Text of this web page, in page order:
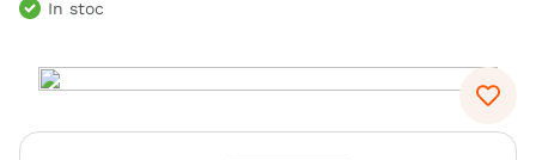
7.
In stoc